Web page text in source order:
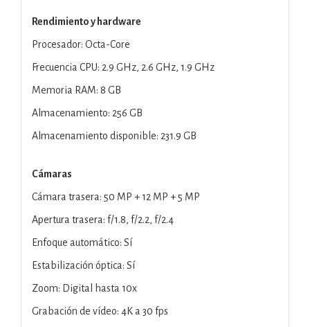
Rendimiento y hardware
Procesador: Octa-Core
Frecuencia CPU: 2.9 GHz, 2.6 GHz, 1.9 GHz
Memoria RAM: 8 GB
Almacenamiento: 256 GB
Almacenamiento disponible: 231.9 GB
Cámaras
Cámara trasera: 50 MP + 12 MP + 5 MP
Apertura trasera: f/1.8, f/2.2, f/2.4
Enfoque automático: Sí
Estabilización óptica: Sí
Zoom: Digital hasta 10x
Grabación de vídeo: 4K a 30 fps